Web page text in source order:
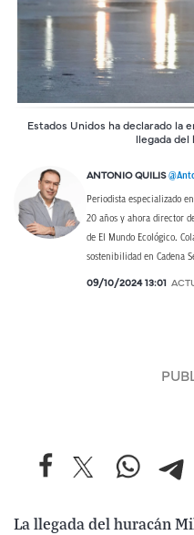
Estados Unidos ha declarado la
llegada
ANTONIO QUILIS
Periodista especializado
20 años y ahora director
de El Mundo Ecológico.
sostenibilidad en Cadena
09/10/2024 13:01
La llegada del huracán